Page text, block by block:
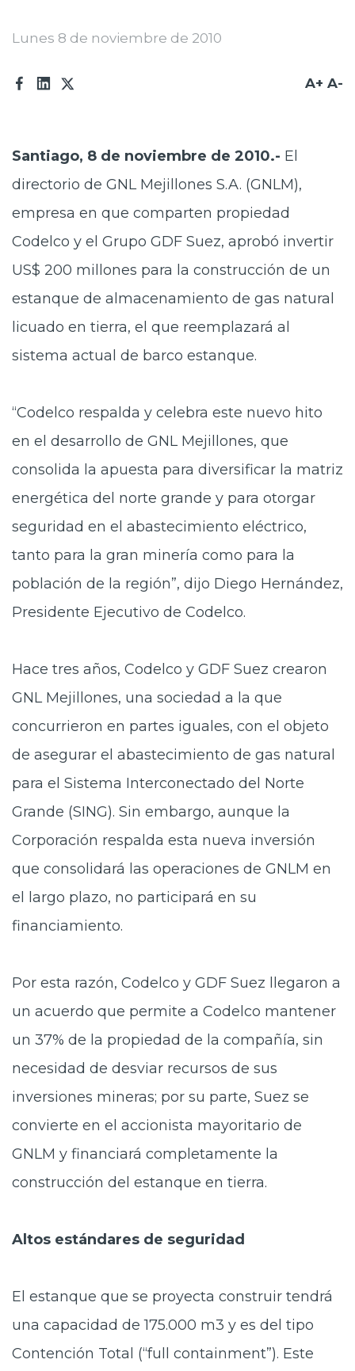
Lunes 8 de noviembre de 2010
A+ A-
Santiago, 8 de noviembre de 2010.- El
directorio de GNL Mejillones S.A. (GNLM),
empresa en que comparten propiedad
Codelco y el Grupo GDF Suez, aprobó invertir
US$ 200 millones para la construcción de un
estanque de almacenamiento de gas natural
licuado en tierra, el que reemplazará al
sistema actual de barco estanque.
“Codelco respalda y celebra este nuevo hito
en el desarrollo de GNL Mejillones, que
consolida la apuesta para diversificar la matriz
energética del norte grande y para otorgar
seguridad en el abastecimiento eléctrico,
tanto para la gran minería como para la
población de la región”, dijo Diego Hernández,
Presidente Ejecutivo de Codelco.
Hace tres años, Codelco y GDF Suez crearon
GNL Mejillones, una sociedad a la que
concurrieron en partes iguales, con el objeto
de asegurar el abastecimiento de gas natural
para el Sistema Interconectado del Norte
Grande (SING). Sin embargo, aunque la
Corporación respalda esta nueva inversión
que consolidará las operaciones de GNLM en
el largo plazo, no participará en su
financiamiento.
Por esta razón, Codelco y GDF Suez llegaron a
un acuerdo que permite a Codelco mantener
un 37% de la propiedad de la compañía, sin
necesidad de desviar recursos de sus
inversiones mineras; por su parte, Suez se
convierte en el accionista mayoritario de
GNLM y financiará completamente la
construcción del estanque en tierra.
Altos estándares de seguridad
El estanque que se proyecta construir tendrá
una capacidad de 175.000 m3 y es del tipo
Contención Total (“full containment”). Este